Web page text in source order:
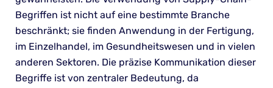
Begriffen ist nicht auf eine bestimmte Branche
beschränkt; sie finden Anwendung in der Fertigung,
im Einzelhandel, im Gesundheitswesen und in vielen
anderen Sektoren. Die präzise Kommunikation dieser
Begriffe ist von zentraler Bedeutung, da